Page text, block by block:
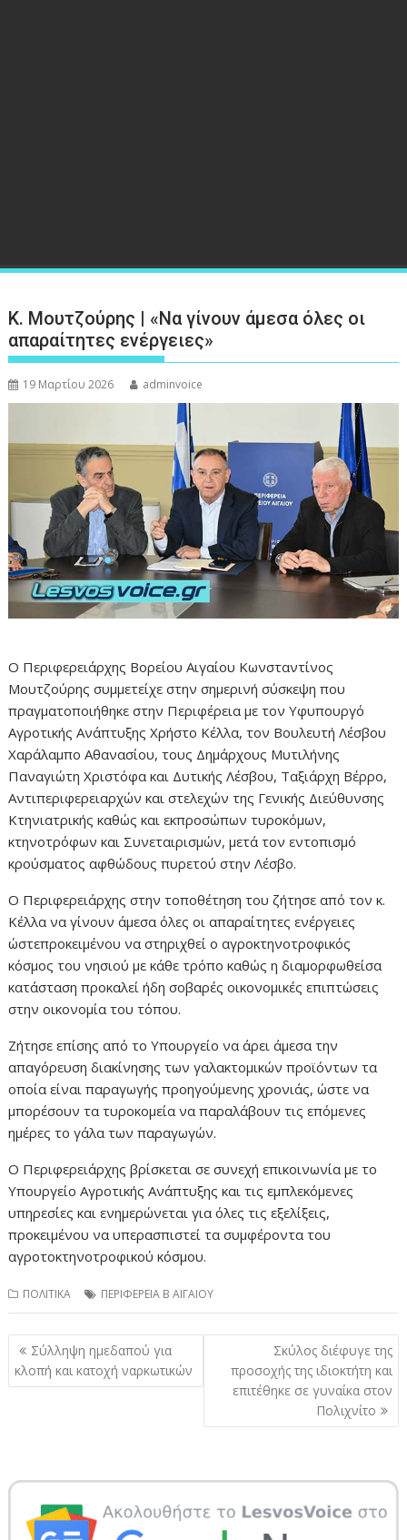
Κ. Μουτζούρης | «Να γίνουν άμεσα όλες οι
απαραίτητες ενέργειες»
19 Μαρτίου 2026 adminvoice
Ο Περιφερειάρχης Βορείου Αιγαίου Κωνσταντίνος
Μουτζούρης συμμετείχε στην σημερινή σύσκεψη που
πραγματοποιήθηκε στην Περιφέρεια με τον Υφυπουργό
Αγροτικής Ανάπτυξης Χρήστο Κέλλα, τον Βουλευτή Λέσβου
Χαράλαμπο Αθανασίου, τους Δημάρχους Μυτιλήνης
Παναγιώτη Χριστόφα και Δυτικής Λέσβου, Ταξιάρχη Βέρρο,
Αντιπεριφερειαρχών και στελεχών της Γενικής Διεύθυνσης
Κτηνιατρικής καθώς και εκπροσώπων τυροκόμων,
κτηνοτρόφων και Συνεταιρισμών, μετά τον εντοπισμό
κρούσματος αφθώδους πυρετού στην Λέσβο.
Ο Περιφερειάρχης στην τοποθέτηση του ζήτησε από τον κ.
Κέλλα να γίνουν άμεσα όλες οι απαραίτητες ενέργειες
ώστεπροκειμένου να στηριχθεί ο αγροκτηνοτροφικός
κόσμος του νησιού με κάθε τρόπο καθώς η διαμορφωθείσα
κατάσταση προκαλεί ήδη σοβαρές οικονομικές επιπτώσεις
στην οικονομία του τόπου.
Ζήτησε επίσης από το Υπουργείο να άρει άμεσα την
απαγόρευση διακίνησης των γαλακτομικών προϊόντων τα
οποία είναι παραγωγής προηγούμενης χρονιάς, ώστε να
μπορέσουν τα τυροκομεία να παραλάβουν τις επόμενες
ημέρες το γάλα των παραγωγών.
Ο Περιφερειάρχης βρίσκεται σε συνεχή επικοινωνία με το
Υπουργείο Αγροτικής Ανάπτυξης και τις εμπλεκόμενες
υπηρεσίες και ενημερώνεται για όλες τις εξελίξεις,
προκειμένου να υπερασπιστεί τα συμφέροντα του
αγροτοκτηνοτροφικού κόσμου.
ΠΟΛΙΤΙΚΑ ΠΕΡΙΦΕΡΕΙΑ Β ΑΙΓΑΙΟΥ
Πλοήγηση
άρθρων
Σύλληψη ημεδαπού για
κλοπή και κατοχή ναρκωτικών
Σκύλος διέφυγε της
προσοχής της ιδιοκτήτη και
επιτέθηκε σε γυναίκα στον
Πολιχνίτο